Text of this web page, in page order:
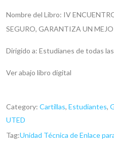
Nombre del Libro: IV
SEGURO, GARANTIZA UN
Dirigido a: Estudianes de todas
Ver abajo libro digital
Category: Cartillas, Estudiantes,
UTED
Tag:Unidad Técnica de Enlace